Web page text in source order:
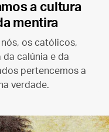
a cultura
mentira
os católicos,
da calúnia e da
pertencemos a
verdade.